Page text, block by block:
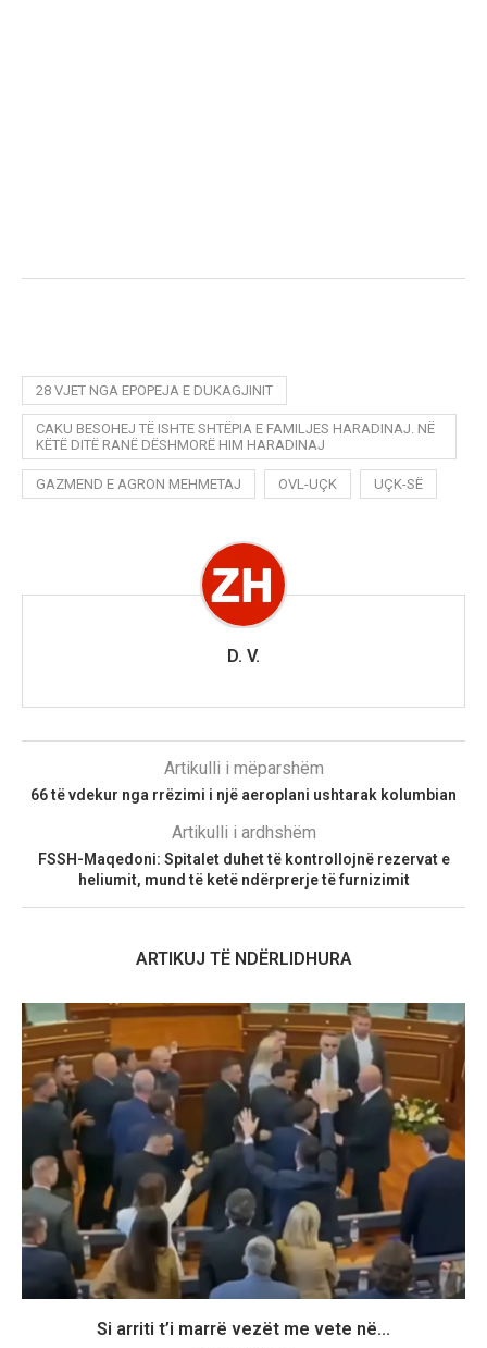
28 VJET NGA EPOPEJA E DUKAGJINIT
CAKU BESOHEJ TË ISHTE SHTËPIA E FAMILJES HARADINAJ. NË
KËTË DITË RANË DËSHMORË HIM HARADINAJ
GAZMEND E AGRON MEHMETAJ OVL-UÇK UÇK-SË
D. V.
Artikulli i mëparshëm
66 të vdekur nga rrëzimi i një aeroplani ushtarak kolumbian
Artikulli i ardhshëm
FSSH-Maqedoni: Spitalet duhet të kontrollojnë rezervat e
heliumit, mund të ketë ndërprerje të furnizimit
ARTIKUJ TË NDËRLIDHURA
Si arriti t’i marrë vezët me vete në...